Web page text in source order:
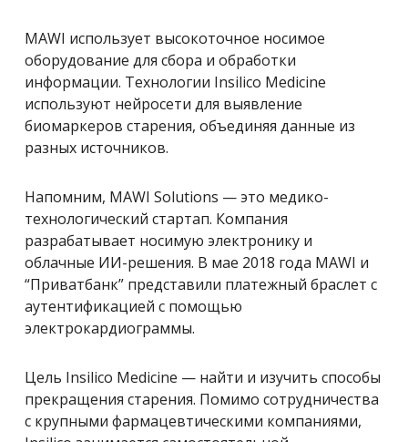
MAWI использует высокоточное носимое
оборудование для сбора и обработки
информации. Технологии Insilico Medicine
используют нейросети для выявление
биомаркеров старения, объединяя данные из
разных источников.
Напомним, MAWI Solutions — это медико-
технологический стартап. Компания
разрабатывает носимую электронику и
облачные ИИ-решения. В мае 2018 года MAWI и
“Приватбанк” представили платежный браслет с
аутентификацией с помощью
электрокардиограммы.
Цель Insilico Medicine — найти и изучить способы
прекращения старения. Помимо сотрудничества
с крупными фармацевтическими компаниями,